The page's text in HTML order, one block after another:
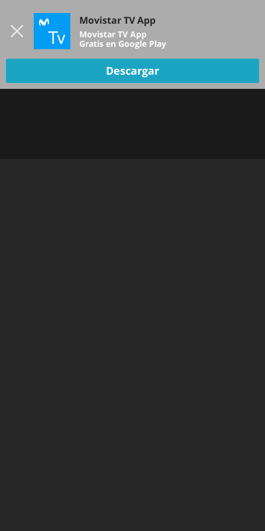
TV EN VIVO
Movistar TV App
Movistar TV App
Gratis en Google Play
Descargar